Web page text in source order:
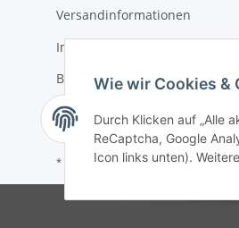
Versandinformationen
Impressum
Batteriegesetzhinweise
Widerrufsrecht
* Alle Preise inkl. gesetzlicher USt., zzgl.
Wie wir Cookies &
Durch Klicken auf „Alle
ReCaptcha, Google
Icon links unten).